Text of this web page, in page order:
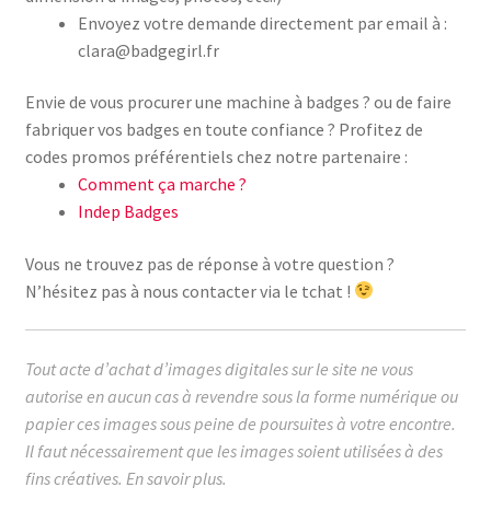
Envoyez votre demande directement par email à :
clara@badgegirl.fr
Envie de vous procurer une machine à badges ? ou de faire
fabriquer vos badges en toute confiance ? Profitez de
codes promos préférentiels chez notre partenaire :
Comment ça marche ?
Indep Badges
Vous ne trouvez pas de réponse à votre question ?
N’hésitez pas à nous contacter via le tchat !
Tout acte d’achat d’images digitales sur le site ne vous
autorise en aucun cas à revendre sous la forme numérique ou
papier ces images sous peine de poursuites à votre encontre.
Il faut nécessairement que les images soient utilisées à des
fins créatives. En savoir plus.